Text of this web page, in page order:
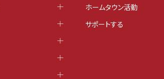
ホームタウン活動
サポートする